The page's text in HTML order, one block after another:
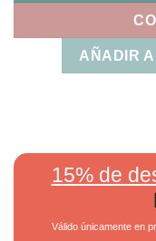
AÑADIR
15% de
Válido únicamente en